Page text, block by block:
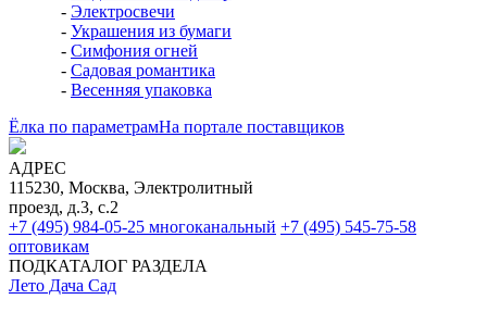
- Электросвечи
- Украшения из бумаги
- Симфония огней
- Садовая романтика
- Весенняя упаковка
Ёлка по параметрамНа портале поставщиков
АДРЕС
115230, Москва, Электролитный
проезд, д.3, с.2
+7 (495) 984-05-25 многоканальный +7 (495) 545-75-58
оптовикам
ПОДКАТАЛОГ РАЗДЕЛА
Лето Дача Сад